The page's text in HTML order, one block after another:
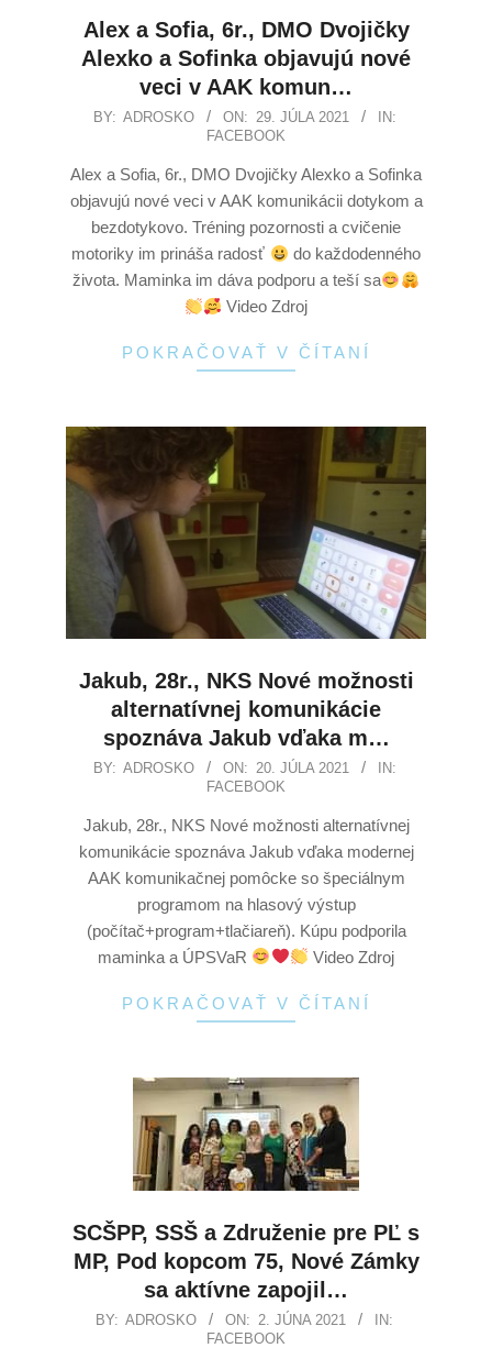
Alex a Sofia, 6r., DMO Dvojičky
Alexko a Sofinka objavujú nové
veci v AAK komun…
BY: ADROSKO ON: 29. JÚLA 2021
IN:
FACEBOOK
Alex a Sofia, 6r., DMO Dvojičky Alexko a Sofinka
objavujú nové veci v AAK komunikácii dotykom a
bezdotykovo. Tréning pozornosti a cvičenie
motoriky im prináša radosť
do každodenného
života. Maminka im dáva podporu a teší sa
Video Zdroj
POKRAČOVAŤ V ČÍTANÍ
Jakub, 28r., NKS Nové možnosti
alternatívnej komunikácie
spoznáva Jakub vďaka m…
BY: ADROSKO ON: 20. JÚLA 2021
IN:
FACEBOOK
Jakub, 28r., NKS Nové možnosti alternatívnej
komunikácie spoznáva Jakub vďaka modernej
AAK komunikačnej pomôcke so špeciálnym
programom na hlasový výstup
(počítač+program+tlačiareň). Kúpu podporila
maminka a ÚPSVaR
Video Zdroj
POKRAČOVAŤ V ČÍTANÍ
SCŠPP, SSŠ a Združenie pre PĽ s
MP, Pod kopcom 75, Nové Zámky
sa aktívne zapojil…
BY: ADROSKO ON: 2. JÚNA 2021
IN:
FACEBOOK